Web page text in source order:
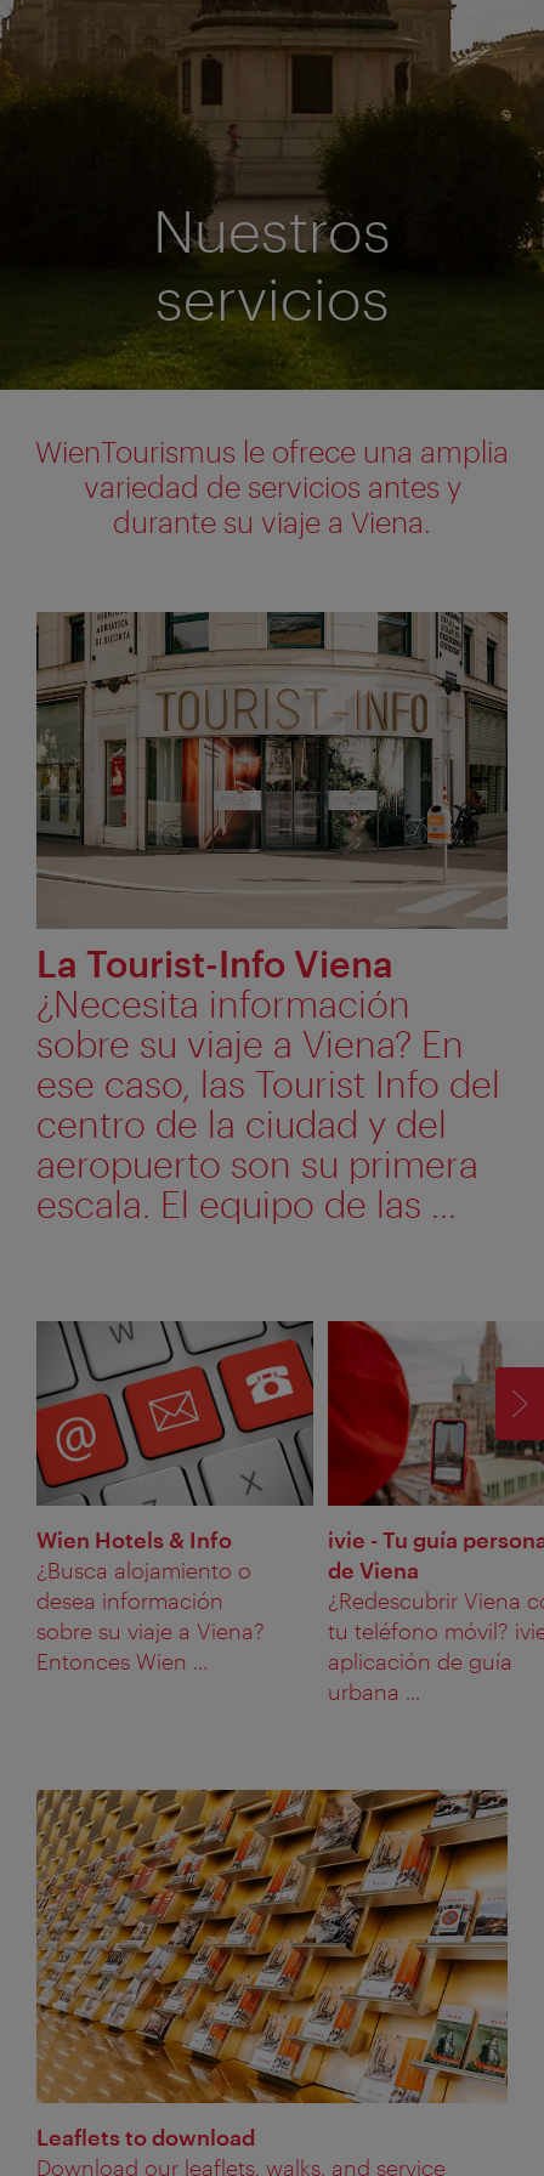
Nuestros
servicios
WienTourismus le ofrece una amplia
variedad de servicios antes y
durante su viaje a Viena.
La Tourist-Info Viena
¿Necesita información
sobre su viaje a Viena? En
ese caso, las Tourist Info del
centro de la ciudad y del
aeropuerto son su primera
escala. El equipo de las ...
Wien Hotels & Info
¿Busca alojamiento o
desea información
sobre su viaje a Viena?
Entonces Wien ...
ivie - Tu guía
de Viena
¿Redescubrir Viena
tu teléfono móvil?
aplicación de guía
urbana ...
Leaflets to download
Download our leaflets, walks, and service